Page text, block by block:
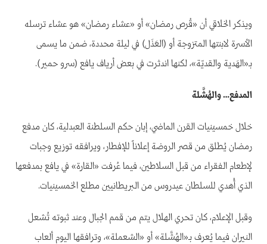
ويذكر الخلاقي أن «قُرص رمضان» أو «عشاء رمضان» هو عشاء ترسله
الأسرة لابنتها المتزوجة أو (العَذَل) في ليلة محددة، ضمن ما يسمى
بـ«الهَدية والقديّة»، لكنها اندثرت في بعض أرياف يافع (سرو حمير).
المدفع… والهُشَّلة
خلال خمسينيات القرن الماضي، إبان حكم السلطنة العبدلية، كان مدفع
رمضان يُطلق من قصر الروضة إعلاناً للإفطار، ويرافقه توزيع وجبات
لإطعام الفقراء من قبل السلاطين، فيما عُرفت «القارة» في يافع بمدفعها
الذي أُهدي للسلطان عيدروس من البريطانيين مطلع الخمسينيات.
وقبل الإعلام، كان تحري الهلال يتم من قمم الجبال وعند ثبوته تُشعل
النيران فيما يُعرف بـ«الهُشَّلة» أو «الشعملة»، وترافقها اليوم ألعاب